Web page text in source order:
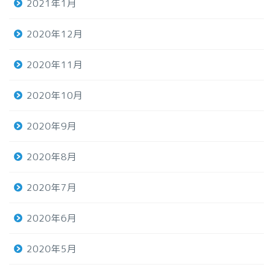
2021年1月
2020年12月
2020年11月
2020年10月
2020年9月
2020年8月
2020年7月
2020年6月
2020年5月